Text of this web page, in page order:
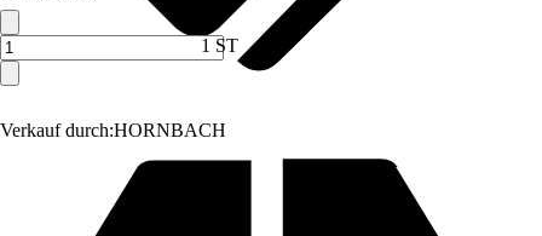
Verkauf durch:HORNBACH
1 ST